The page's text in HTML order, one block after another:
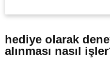
hediye olarak
alınması nasıl